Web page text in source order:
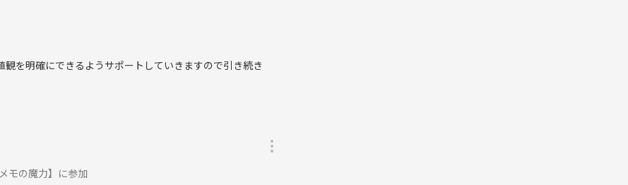
を明確にできるようサポートしていきますので引き続き
モの魔力】に参加